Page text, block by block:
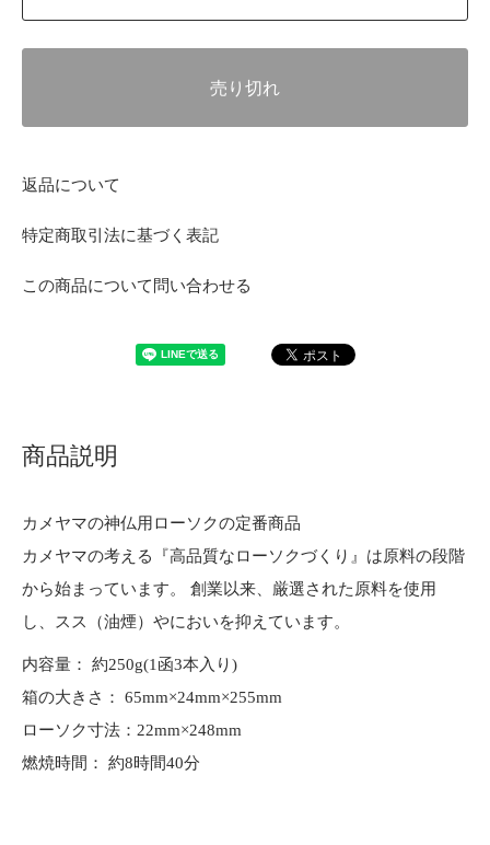
売り切れ
返品について
特定商取引法に基づく表記
この商品について問い合わせる
商品説明
カメヤマの神仏用ローソクの定番商品
カメヤマの考える『高品質なローソクづくり』は原料の段階
から始まっています。 創業以来、厳選された原料を使用
し、スス（油煙）やにおいを抑えています。
内容量： 約250g(1函3本入り)
箱の大きさ： 65mm×24mm×255mm
ローソク寸法：22mm×248mm
燃焼時間： 約8時間40分